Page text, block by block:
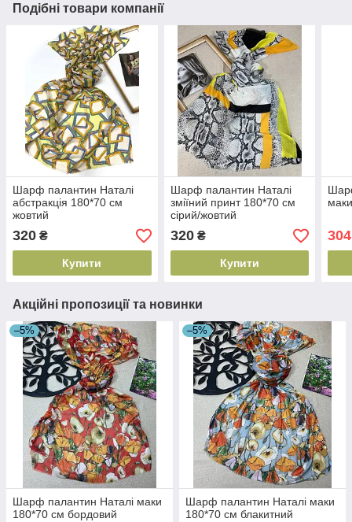
Подібні товари компанії
Шарф палантин Наталі
абстракція 180*70 см
жовтий
320 ₴
Купити
Шарф палантин Наталі
зміїний принт 180*70 см
сірий/жовтий
320₴
Купити
304
Акційні пропозиції та новинки
–5%
Шарф палантин Наталі маки
180*70 см бордовий
–5%
Шарф палантин Наталі маки
180*70 см блакитний